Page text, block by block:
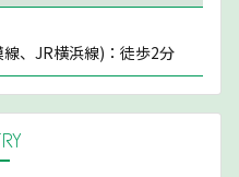
、JR横浜線)：徒歩2分